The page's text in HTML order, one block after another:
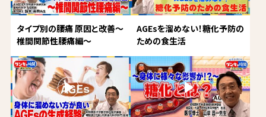
タイプ別の腰痛 原因と改善～
椎間関節性腰痛編～
AGEsを溜めない！糖化予防の
ための食生活